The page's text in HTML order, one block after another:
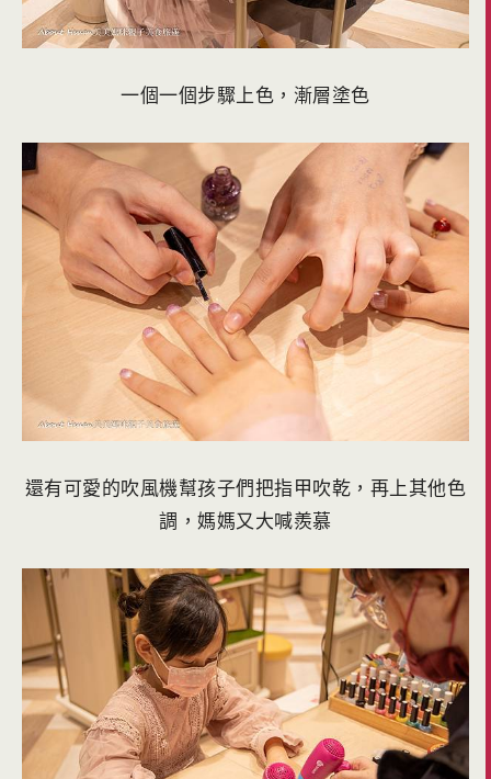
一個一個步驟上色，漸層塗色
還有可愛的吹風機幫孩子們把指甲吹乾，再上其他色
調，媽媽又大喊羨慕